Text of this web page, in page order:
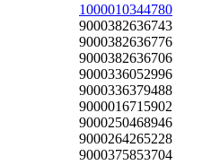
1000010344780
9000382636743
9000382636776
9000382636706
9000336052996
9000336379488
9000016715902
9000250468946
9000264265228
9000375853704